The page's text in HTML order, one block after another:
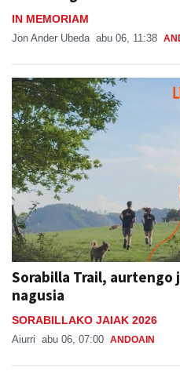
IN MEMORIAM
Jon Ander Ubeda abu 06, 11:38
Sorabilla Trail,
nagusia
SORABILLAKO JAIAK 2026
Aiurri abu 06, 07:00 ANDOAIN